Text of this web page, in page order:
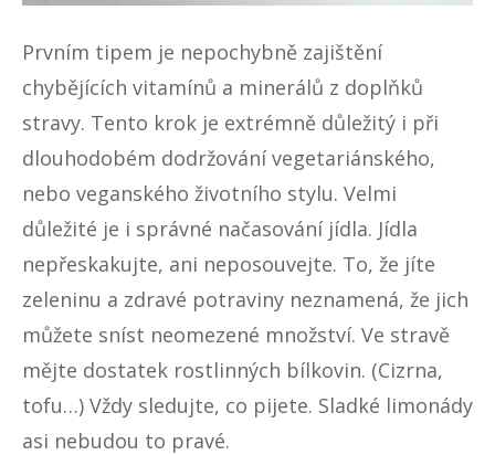
Prvním tipem je nepochybně zajištění
chybějících vitamínů a minerálů z doplňků
stravy. Tento krok je extrémně důležitý i při
dlouhodobém dodržování vegetariánského,
nebo veganského životního stylu. Velmi
důležité je i správné načasování jídla. Jídla
nepřeskakujte, ani neposouvejte. To, že jíte
zeleninu a zdravé potraviny neznamená, že jich
můžete sníst neomezené množství. Ve stravě
mějte dostatek rostlinných bílkovin. (Cizrna,
tofu…) Vždy sledujte, co pijete. Sladké limonády
asi nebudou to pravé.